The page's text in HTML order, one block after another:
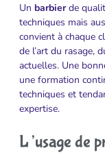
Un barbierde
techniques mais
convient à chaque
de l’art du rasage,
actuelles. Une
une formation
techniques et
expertise.
L’usage de